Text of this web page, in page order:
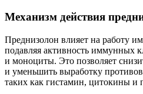
Механизм действия
Преднизолон влияет на работу
подавляя активность иммунных
и моноциты. Это позволяет
и уменьшить выработку
таких как гистамин, цитокины и